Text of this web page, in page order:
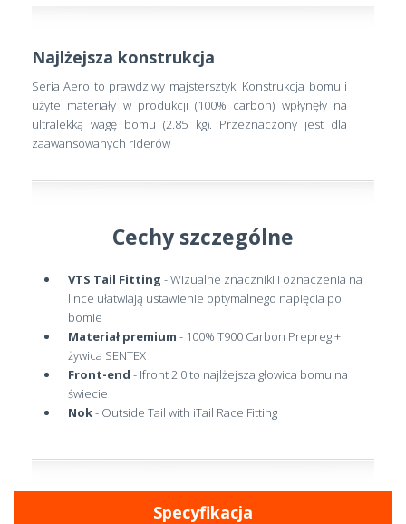
Najlżejsza konstrukcja
Seria Aero to prawdziwy majstersztyk. Konstrukcja bomu i
użyte materiały w produkcji (100% carbon) wpłynęły na
ultralekką wagę bomu (2.85 kg). Przeznaczony jest dla
zaawansowanych riderów
Cechy szczególne
VTS Tail Fitting - Wizualne znaczniki i oznaczenia na
lince ułatwiają ustawienie optymalnego napięcia po
bomie
Materiał premium - 100% T900 Carbon Prepreg +
żywica SENTEX
Front-end - Ifront 2.0 to najlżejsza głowica bomu na
świecie
Nok- Outside Tail with iTail Race Fitting
Specyfikacja